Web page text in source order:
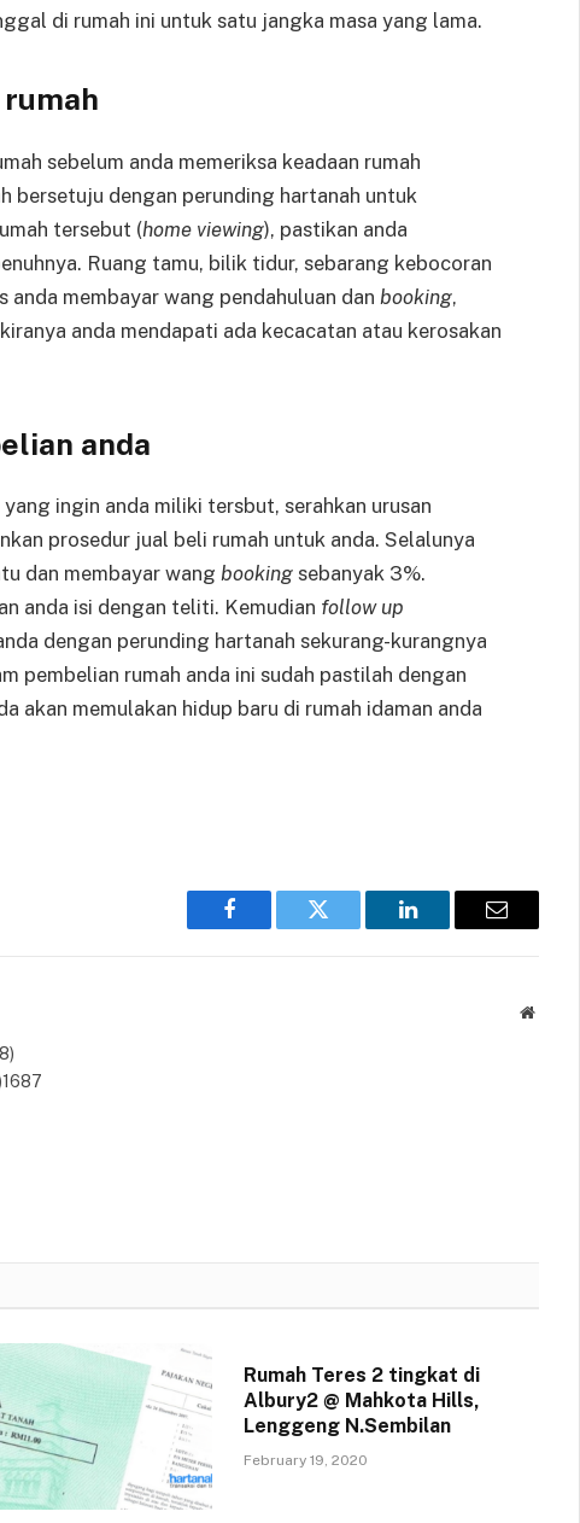
di rumah ini untuk satu jangka masa yang lama.
sebelum anda memeriksa keadaan rumah
bersetuju dengan perunding hartanah untuk
tersebut (home viewing), pastikan anda
Ruang tamu, bilik tidur, sebarang kebocoran
anda membayar wang pendahuluan dan booking,
anda mendapati ada kecacatan atau kerosakan
anda
ingin anda miliki tersbut, serahkan urusan
prosedur jual beli rumah untuk anda. Selalunya
dan membayar wang booking sebanyak 3%.
anda isi dengan teliti. Kemudian follow up
dengan perunding hartanah sekurang-kurangnya
pembelian rumah anda ini sudah pastilah dengan
akan memulakan hidup baru di rumah idaman anda
Facebook Twitter LinkedIn Email
Website
Rumah Teres 2 tingkat di
Albury2 @ Mahkota Hills,
Lenggeng N.Sembilan
February 19, 2020